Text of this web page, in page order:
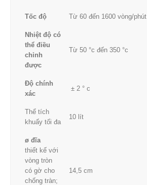
Tốc độ Từ 60 đến 1600 vòng/phút
Nhiệt độ có
thể điều
chỉnh
được
Từ 50 °c đến 350 °c
Độ chính
xác
± 2 ° c
Thể tích
khuấy tối đa
10 lít
ø đĩa
thiết kế với
vòng tròn
có gờ cho
chống tràn;
14,5 cm